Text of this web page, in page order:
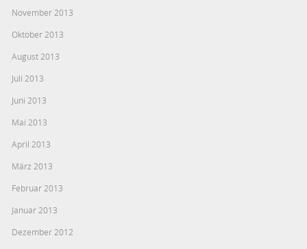
November 2013
Oktober 2013
August 2013
Juli 2013
Juni 2013
Mai 2013
April 2013
März 2013
Februar 2013
Januar 2013
Dezember 2012